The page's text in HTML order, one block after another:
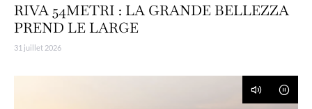
RIVA 54METRI : LA GRANDE BELLEZZA
PREND LE LARGE
31 juillet 2026